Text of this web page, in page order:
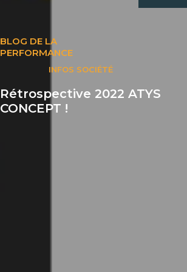
BLOG DE LA
PERFORMANCE
INFOS SOCIÉTÉ
Rétrospective 2022 ATYS
CONCEPT !